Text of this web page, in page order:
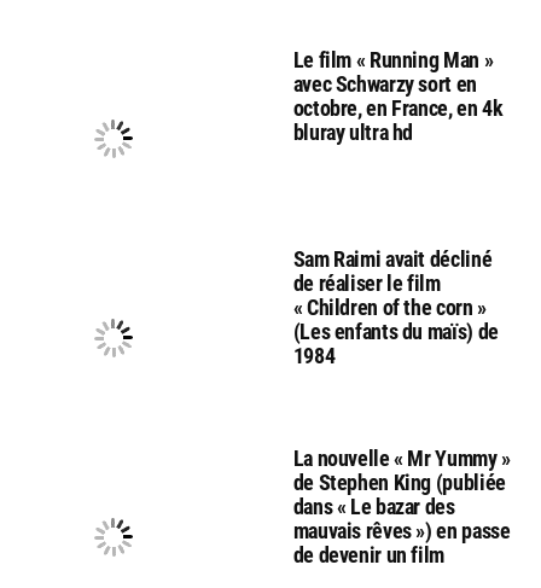
Le film « Running Man »
avec Schwarzy sort en
octobre, en France, en 4k
bluray ultra hd
Sam Raimi avait décliné
de réaliser le film
« Children of the corn »
(Les enfants du maïs) de
1984
La nouvelle « Mr Yummy »
de Stephen King (publiée
dans « Le bazar des
mauvais rêves ») en passe
de devenir un film